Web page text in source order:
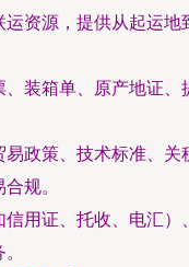
资源，提供从起运地
、装箱单、原产地证、
易政策、技术标准、关
规。
信用证、托收、电汇）